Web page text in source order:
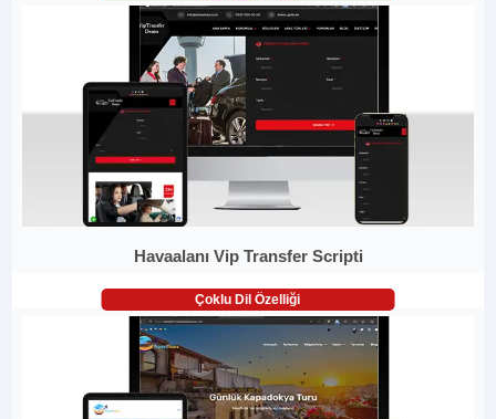
Havaalanı Vip Transfer Scripti
Çoklu Dil Özelliği